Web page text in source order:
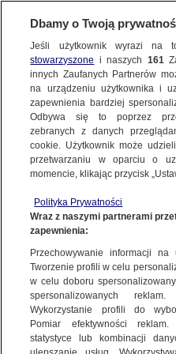
FAKTY | FAKTY PO POŁUDNIU
Mali pacjenci czekają. Dyrektor
NAJNOWSZE
ZOBACZ FAKTY
FAKTY PO FAKTACH
FAKTY O ŚWIECIE
WIĘCEJ
KANAŁY
Jedno konto do
Dbamy o Twoją
Jeśli użytkownik wyrazi na
stowarzyszone i naszych 161
innych Zaufanych Partnerów
na urządzeniu użytkownika i
zapewnienia bardziej
Odbywa się to poprzez
zebranych z danych
cookie. Użytkownik może
przetwarzaniu w oparciu o
momencie, klikając przycisk
Polityka Prywatności
Wraz z naszymi partnerami
zapewnienia:
Przechowywanie informacji
Tworzenie profili w celu
w celu doboru
spersonalizowanych
Wykorzystanie profili do
Pomiar efektywności
statystyce lub kombinacji